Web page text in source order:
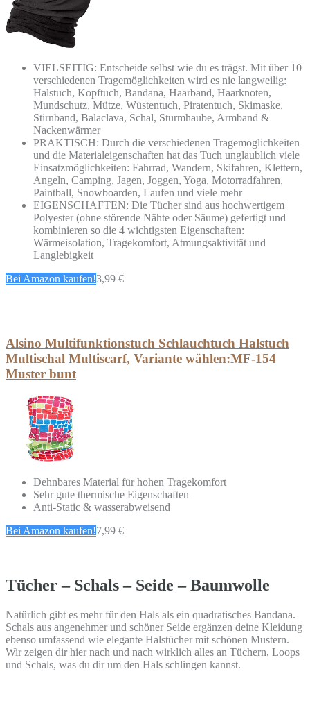
VIELSEITIG: Entscheide selbst wie du es trägst. Mit über 10
verschiedenen Tragemöglichkeiten wird es nie langweilig:
Halstuch, Kopftuch, Bandana, Haarband, Haarknoten,
Mundschutz, Mütze, Wüstentuch, Piratentuch, Skimaske,
Stirnband, Balaclava, Schal, Sturmhaube, Armband &
Nackenwärmer
PRAKTISCH: Durch die verschiedenen Tragemöglichkeiten
und die Materialeigenschaften hat das Tuch unglaublich viele
Einsatzmöglichkeiten: Fahrrad, Wandern, Skifahren, Klettern,
Angeln, Camping, Jagen, Joggen, Yoga, Motorradfahren,
Paintball, Snowboarden, Laufen und viele mehr
EIGENSCHAFTEN: Die Tücher sind aus hochwertigem
Polyester (ohne störende Nähte oder Säume) gefertigt und
kombinieren so die 4 wichtigsten Eigenschaften:
Wärmeisolation, Tragekomfort, Atmungsaktivität und
Langlebigkeit
Bei Amazon kaufen!3,99 €
Alsino Multifunktionstuch Schlauchtuch Halstuch
Multischal Multiscarf, Variante wählen:MF-154
Muster bunt
Dehnbares Material für hohen Tragekomfort
Sehr gute thermische Eigenschaften
Anti-Static & wasserabweisend
Bei Amazon kaufen!7,99 €
Tücher – Schals – Seide – Baumwolle
Natürlich gibt es mehr für den Hals als ein quadratisches Bandana.
Schals aus angenehmer und schöner Seide ergänzen deine Kleidung
ebenso umfassend wie elegante Halstücher mit schönen Mustern.
Wir zeigen dir hier nach und nach wirklich alles an Tüchern, Loops
und Schals, was du dir um den Hals schlingen kannst.